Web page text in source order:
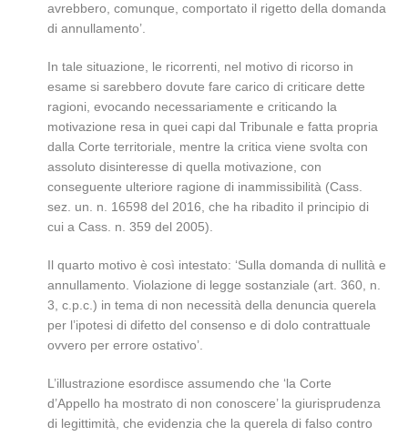
avrebbero, comunque, comportato il rigetto della domanda
di annullamento’.
In tale situazione, le ricorrenti, nel motivo di ricorso in
esame si sarebbero dovute fare carico di criticare dette
ragioni, evocando necessariamente e criticando la
motivazione resa in quei capi dal Tribunale e fatta propria
dalla Corte territoriale, mentre la critica viene svolta con
assoluto disinteresse di quella motivazione, con
conseguente ulteriore ragione di inammissibilità (Cass.
sez. un. n. 16598 del 2016, che ha ribadito il principio di
cui a Cass. n. 359 del 2005).
Il quarto motivo è così intestato: ‘Sulla domanda di nullità e
annullamento. Violazione di legge sostanziale (art. 360, n.
3, c.p.c.) in tema di non necessità della denuncia querela
per l’ipotesi di difetto del consenso e di dolo contrattuale
ovvero per errore ostativo’.
L’illustrazione esordisce assumendo che ‘la Corte
d’Appello ha mostrato di non conoscere’ la giurisprudenza
di legittimità, che evidenzia che la querela di falso contro